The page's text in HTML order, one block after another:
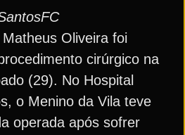
Oliveira foi
cirúrgico na
(29). No Hospital
o Menino da Vila teve
operada após sofrer